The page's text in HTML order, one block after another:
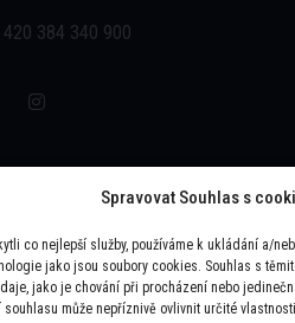
Spravovat Souhlas s
co nejlepší služby, používáme k ukládání a/
jako jsou soubory cookies. Souhlas s
jako je chování při procházení nebo
souhlasu může nepříznivě ovlivnit určité
384 340 900